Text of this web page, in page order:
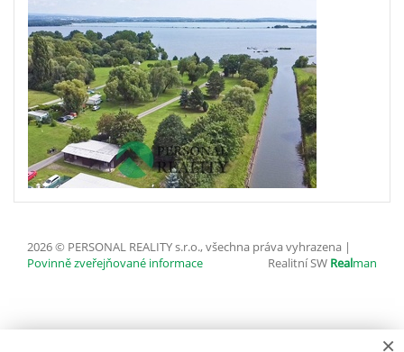
2026 © PERSONAL REALITY s.r.o., všechna práva vyhrazena |
Povinně zveřejňované informace
Realitní SW Realman
×